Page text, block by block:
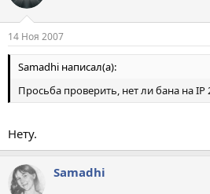
14 Ноя 2007
Samadhi написал(а):
Просьба проверить, нет ли бана на IP
Нету.
Samadhi